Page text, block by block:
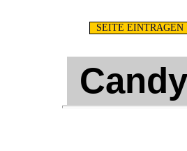
SEITE EINTRAGEN